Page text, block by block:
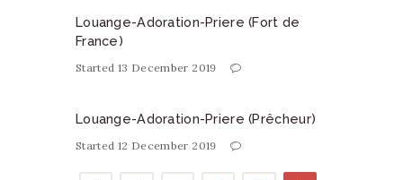
Louange-Adoration-Priere (Fort de
France)
Started 13 December 2019
Louange-Adoration-Priere (Prêcheur)
Started 12 December 2019